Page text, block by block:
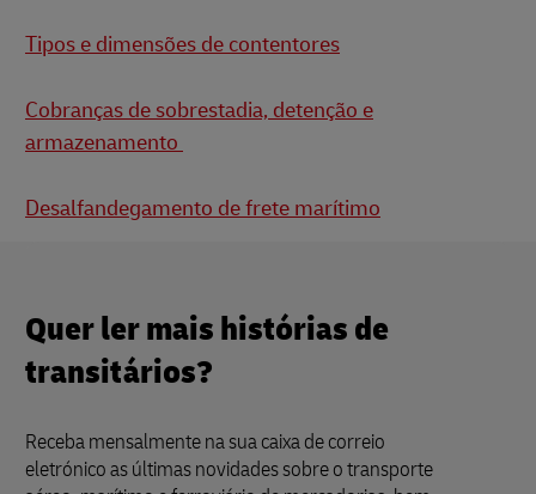
Tipos e dimensões de contentores
Cobranças de sobrestadia, detenção e
armazenamento
Desalfandegamento de frete marítimo
Quer ler mais histórias de
transitários?
Receba mensalmente na sua caixa de correio
eletrónico as últimas novidades sobre o transporte